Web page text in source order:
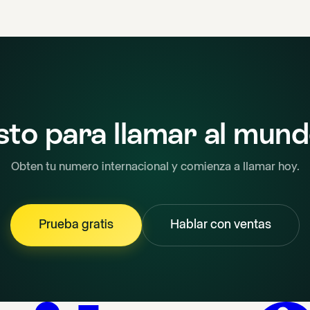
para llamar al
Obten tu numero internacional y comienza a llamar hoy.
Prueba gratis Hablar con ventas